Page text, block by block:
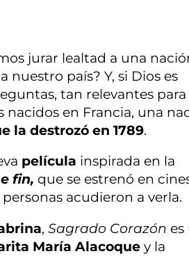
jurar lealtad a una
nuestro país? Y, si Dios es
tan relevantes para
nacidos en Francia, una
la destrozó en 1789.
película inspirada en la
fin, que se estrenó en
acudieron a verla.
, Sagrado Corazón es
María Alacoque y la